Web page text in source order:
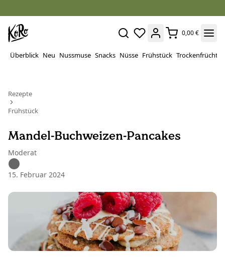
0,00 €
Überblick Neu Nussmuse Snacks Nüsse Frühstück Trockenfrüchte
Rezepte
Frühstück
Mandel-Buchweizen-Pancakes
Moderat
15. Februar 2024